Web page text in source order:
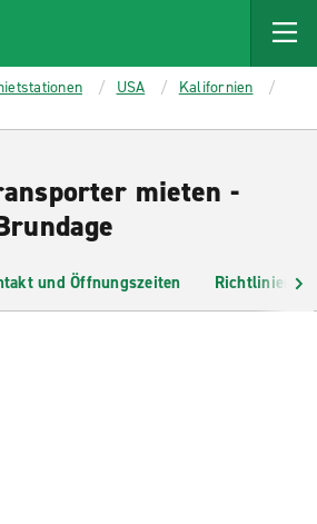
USA
Kalifornien
mieten -
und Öffnungszeiten Richtlinien